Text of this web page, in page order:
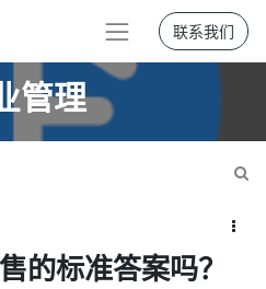
联系我们
管理
的标准答案吗？